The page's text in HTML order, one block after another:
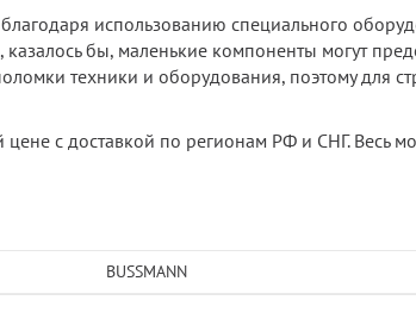
благодаря использованию специального
бы, маленькие компоненты могут
техники и оборудования, поэтому для
с доставкой по регионам РФ и СНГ. Весь
BUSSMANN